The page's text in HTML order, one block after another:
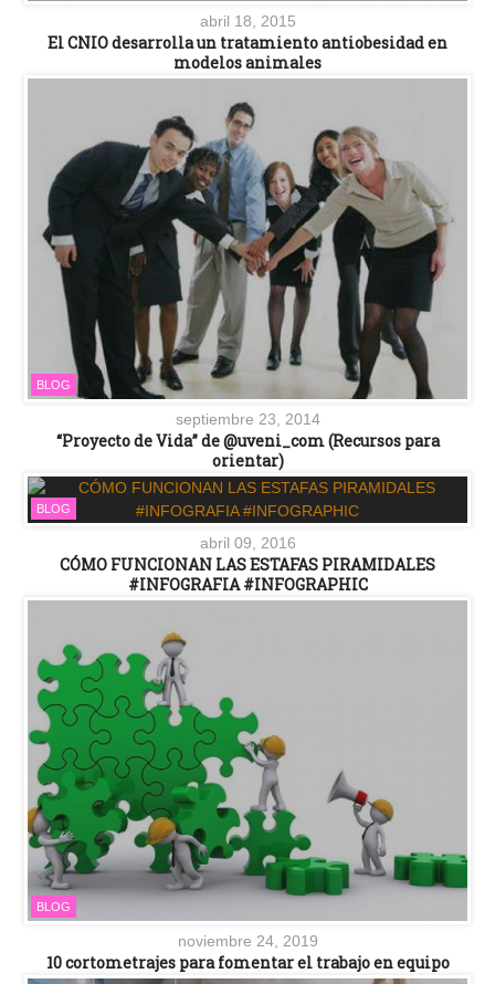
abril 18, 2015
El CNIO desarrolla un tratamiento antiobesidad en
modelos animales
BLOG
septiembre 23, 2014
“Proyecto de Vida” de @uveni_com (Recursos para
orientar)
BLOG
abril 09, 2016
CÓMO FUNCIONAN LAS ESTAFAS PIRAMIDALES
#INFOGRAFIA #INFOGRAPHIC
BLOG
noviembre 24, 2019
10 cortometrajes para fomentar el trabajo en equipo